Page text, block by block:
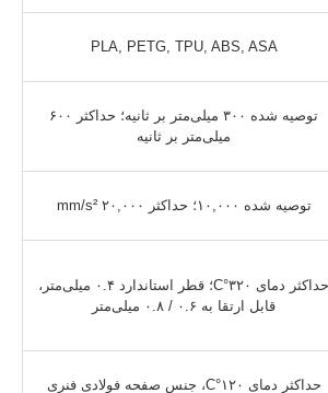
PLA, PETG, TPU, ABS, ASA
توصیه شده ۳۰۰ میلی‌متر بر ثانیه؛ حداکثر ۶۰۰
میلی‌متر بر ثانیه
توصیه شده ۱۰,۰۰۰؛ حداکثر ۲۰,۰۰۰ mm/s²
حداکثر دمای ۳۲۰°C؛ قطر استاندارد ۰.۴ میلی‌متر،
قابل ارتقا به ۰.۶ / ۰.۸ میلی‌متر
حداکثر دمای ۱۲۰°C، جنس صفحه فولادی فنری